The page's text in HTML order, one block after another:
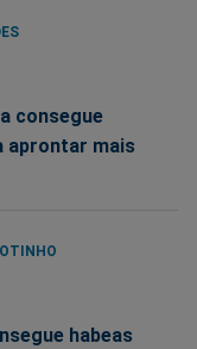
consegue
aprontar mais
habeas